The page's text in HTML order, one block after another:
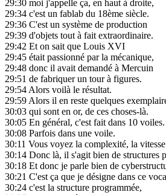
29:30 moi j'appelle ça, en haut à droite,
29:34 c'est un fablab du 18ème siècle.
29:36 C'est un système de production
29:39 d'objets tout à fait extraordinaire.
29:42 Et on sait que Louis XVI
29:45 était passionné par la mécanique,
29:48 donc il avait demandé à Mercuin
29:51 de fabriquer un tour à figures.
29:54Alors voilà le résultat.
29:59Alors il en reste quelques
30:03 qui sont en or, de ces choses-là.
30:05 En général, c'est fait dans 10 voiles.
30:08 Parfois dans une voile.
30:11 Vous voyez la complexité, la
30:14 Donc là, il s'agit bien de structures
30:18 Et donc je parle bien de
30:21 C'est ça que je désigne dans ce
30:24 c'est la structure programmée,